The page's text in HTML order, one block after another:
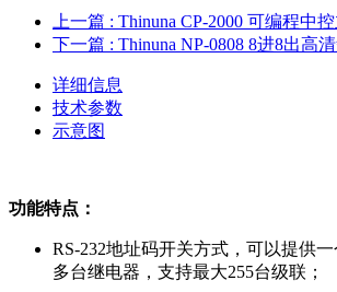
上一篇 : Thinuna CP-2000 可编程中
下一篇 : Thinuna NP-0808 8进8出高
详细信息
技术参数
示意图
功能特点：
RS-232地址码开关方式，可以提供一
多台继电器，支持最大255台级联；